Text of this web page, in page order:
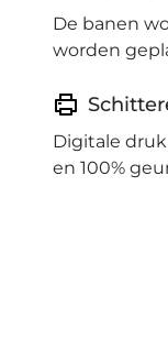
De banen
worden
Digitale
en 100%